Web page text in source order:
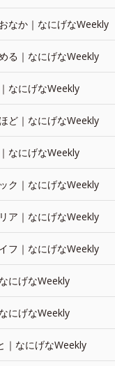
なか｜なにげなWeekly
る｜なにげなWeekly
なにげなWeekly
ど｜なにげなWeekly
なにげなWeekly
ク｜なにげなWeekly
ア｜なにげなWeekly
フ｜なにげなWeekly
にげなWeekly
にげなWeekly
｜なにげなWeekly